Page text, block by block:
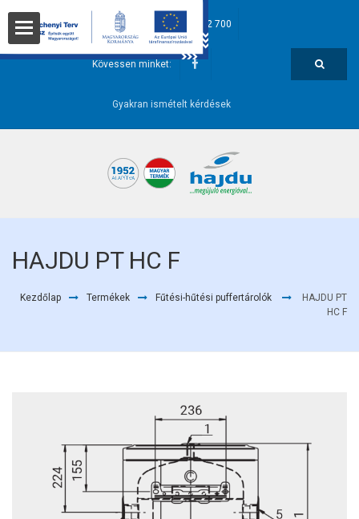
hajdu@hajdurt.hu +36 52 582 700
Kövessen minket:
Gyakran ismételt kérdések
HAJDU PT HC F
Kezdőlap Termékek Fűtési-hűtési puffertárolók
HAJDU PT
HC F